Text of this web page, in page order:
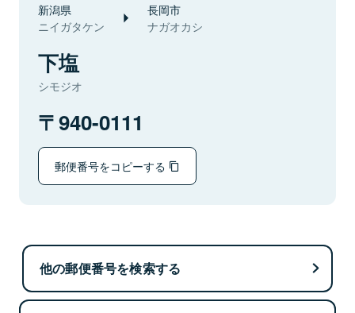
新潟県
ニイガタケン
長岡市
ナガオカシ
下塩
シモジオ
940-0111
郵便番号をコピーする
他の郵便番号を検索する